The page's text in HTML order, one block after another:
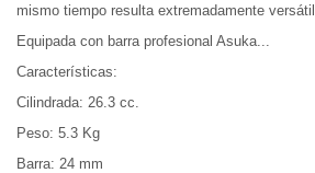
mismo tiempo resulta extremadamente versátil.
Equipada con barra profesional Asuka...
Características:
Cilindrada: 26.3 cc.
Peso: 5.3 Kg
Barra: 24 mm